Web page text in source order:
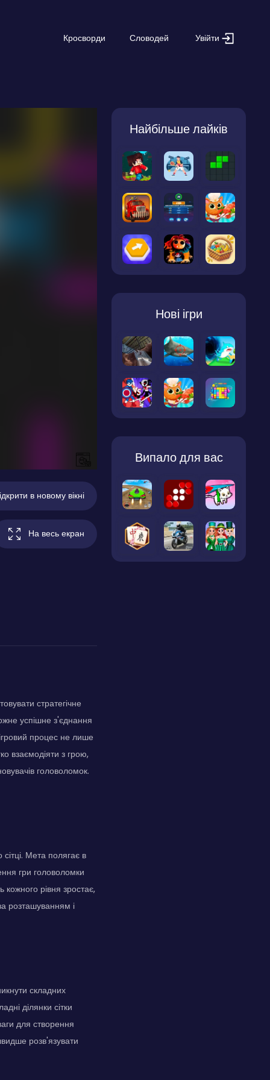
Кросворди Словодей Увійти
в новому вікні
На весь екран
стратегічне
успішне з'єднання
процес не лише
взаємодіяти з грою,
головоломок.
Мета полягає в
гри головоломки
рівня зростає,
розташуванням і
складних
ділянки сітки
для створення
розв'язувати
Найбільше лайків
Нові ігри
Випало для вас